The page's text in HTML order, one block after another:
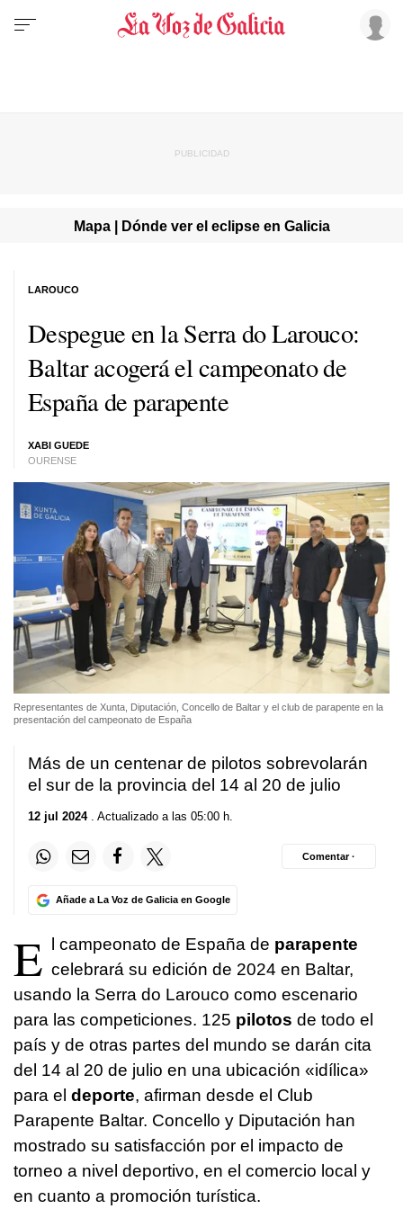
Mapa | Dónde ver el eclipse en Galicia
Despegue en la Serra do Larouco:
Baltar acogerá el campeonato de
España de parapente
XABI GUEDE
OURENSE
LAROUCO
Representantes de Xunta, Diputación, Concello de Baltar y el club de parapente en la
presentación del campeonato de España
Más de un centenar de pilotos sobrevolarán
el sur de la provincia del 14 al 20 de julio
12 jul 2024. Actualizado a las 05:00 h.
Añade a La Voz de Galicia en Google
Comentar ·
E l campeonato de España de parapente
celebrará su edición de 2024 en Baltar,
usando la Serra do Larouco como escenario
para las competiciones. 125 pilotos de todo el
país y de otras partes del mundo se darán cita
del 14 al 20 de julio en una ubicación «idílica»
para el deporte, afirman desde el Club
Parapente Baltar. Concello y Diputación han
mostrado su satisfacción por el impacto de
torneo a nivel deportivo, en el comercio local y
en cuanto a promoción turística.